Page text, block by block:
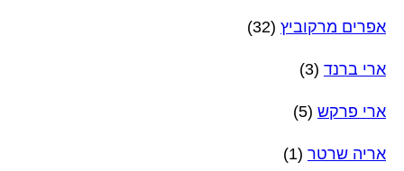
אפרים מרקוביץ (32)
ארי ברנד (3)
ארי פרקש (5)
אריה שרטר (1)